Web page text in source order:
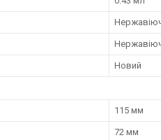
Новий
115 мм
72 мм